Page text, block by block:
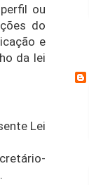
ou
do
e
da lei
Lei